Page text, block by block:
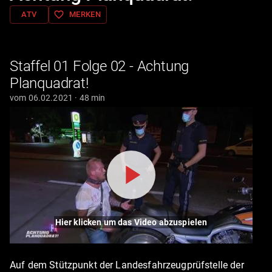
ATV favorite_border MERKEN
Staffel 01 Folge 02 - Achtung
Planquadrat!
vom 06.02.2021 · 48 min
Hier klicken um das Video abzuspielen
Auf dem Stützpunkt der Landesfahrzeugprüfstelle der